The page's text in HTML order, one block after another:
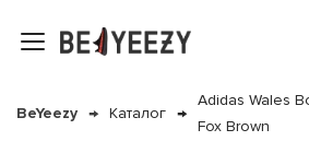
BeYeezy Каталог
Adidas Wales
Fox Brown